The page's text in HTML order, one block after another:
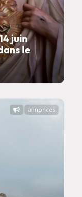
juin
le
annonces